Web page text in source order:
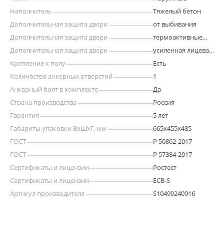
Наполнитель
Тяжелый бетон
Дополнительная защита двери
от выбивания
Дополнительная защита двери
термоактивные
Дополнительная защита двери
усиленная лицевая
Крепление к полу
Есть
Количество анкерных отверстий
1
Анкерный болт в комплекте
Да
Страна производства
Россия
Гарантия
5 лет
Габариты упаковки ВхШхГ, мм
665x455x485
ГОСТ
Р 50862-2017
ГОСТ
Р 57384-2017
Сертификаты и лицензии
Ростест
Сертификаты и лицензии
ECB-S
Артикул производителя
S10499240916